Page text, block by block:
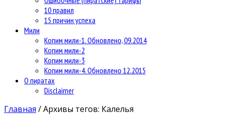
10 правил
15 причин успеха
Мили
Копим мили-1. Обновлено, 09.2014
Копим мили-2
Копим мили-3
Копим мили-4. Обновлено 12.2015
О пиратах
Disclaimer
Главная /Архивы тегов: Калелья